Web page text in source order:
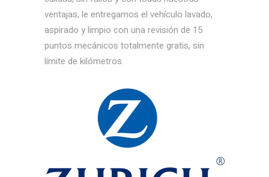
ventajas, le entregamos el vehículo lavado,
aspirado y limpio con una revisión de 15
puntos mecánicos totalmente gratis, sin
límite de kilómetros.